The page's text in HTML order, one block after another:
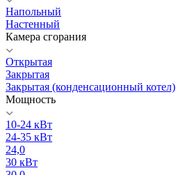
Напольный
Настенный
Камера сгорания
Открытая
Закрытая
Закрытая (конденсационный котел)
Мощность
10-24 кВт
24-35 кВт
24,0
30 кВт